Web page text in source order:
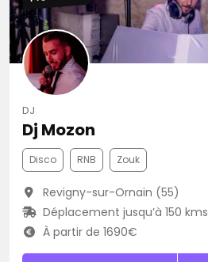
DJ
Dj Mozon
Disco RNB Zouk
Revigny-sur-Ornain (55)
Déplacement jusqu’à 150 kms
À partir de 1690€